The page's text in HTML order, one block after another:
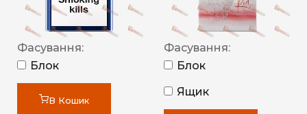
Фасування:
Блок
В Кошик
Фасування:
Блок
Ящик